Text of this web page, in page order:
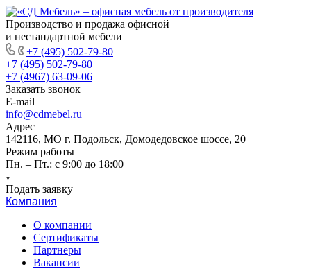
Производство и продажа офисной
и нестандартной мебели
+7 (495) 502-79-80
+7 (495) 502-79-80
+7 (4967) 63-09-06
Заказать звонок
E-mail
info@cdmebel.ru
Адрес
142116, МО г. Подольск, Домодедовское шоссе, 20
Режим работы
Пн. – Пт.: с 9:00 до 18:00
Подать заявку
Компания
О компании
Сертификаты
Партнеры
Вакансии